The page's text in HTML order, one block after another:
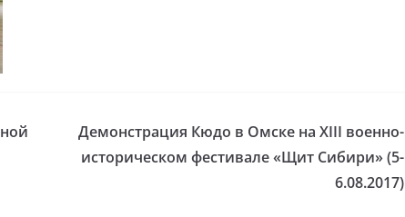
Демонстрация Кюдо в Омске на XIII военно-
историческом фестивале «Щит Сибири» (5-
6.08.2017)